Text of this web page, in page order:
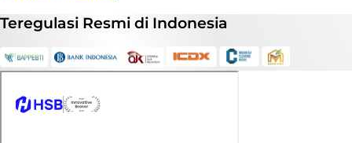
Teregulasi Resmi di Indonesia